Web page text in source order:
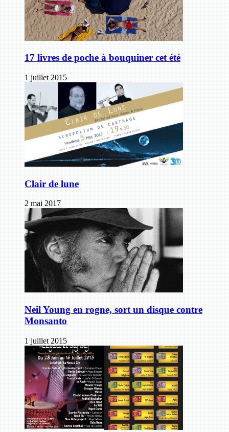
17 livres de poche à bouquiner cet été
1 juillet 2015
Clair de lune
2 mai 2017
Neil Young en rogne, sort un disque contre
Monsanto
1 juillet 2015